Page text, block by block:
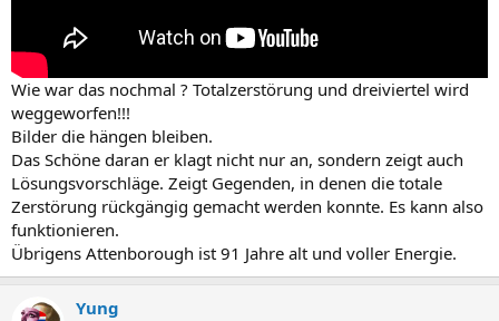
Wie war das nochmal ? Totalzerstörung und dreiviertel wird
weggeworfen!!!
Bilder die hängen bleiben.
Das Schöne daran er klagt nicht nur an, sondern zeigt auch
Lösungsvorschläge. Zeigt Gegenden, in denen die totale
Zerstörung rückgängig gemacht werden konnte. Es kann also
funktionieren.
Übrigens Attenborough ist 91 Jahre alt und voller Energie.
Yung